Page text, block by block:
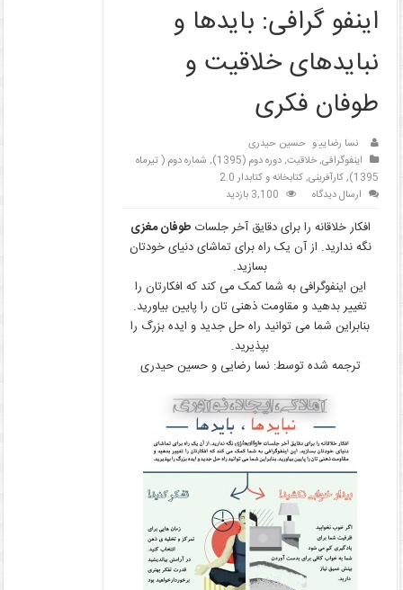
اینفو گرافی: بایدها و
نبایدهای خلاقیت و
طوفان فکری
نسا رضاییو حسین حیدری
اینفوگرافی,خلاقیت,دوره دوم (1395) , شماره دوم ( تیرماه
1395)
,کارآفرینی,کتابخانه و کتابدار 2.0
ارسال دیدگاه
3,100 بازدید
افکار خلاقانه را برای دقایق آخر جلسات طوفان مغزی
نگه ندارید. از آن یک راه برای تماشای دنیای خودتان
بسازید.
این اینفوگرافی به شما کمک می کند که افکارتان را
تغییر بدهید و مقاومت ذهنی تان را پایین بیاورید.
بنابراین شما می توانید راه حل جدید و ایده بزرگ را
بپذیرید.
ترجمه شده توسط: نسا رضایی و حسین حیدری